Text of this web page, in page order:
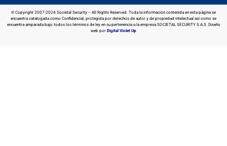
© Copyright 2007-2024 Societal Security – All Rights Reserved. Toda la información contenida en esta página se
encuentra catalogada como Confidencial, protegida por derechos de autor y de propiedad intelectual así como se
encuentra amparada bajo todos los términos de ley en su pertenencia a la empresa SOCIETAL SECURITY S.A.S. Diseño
web por Digital Violet Up